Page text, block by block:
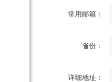
常用邮箱：
省份：
详细地址：